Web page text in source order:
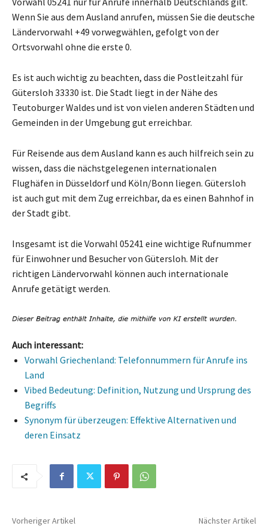
Wenn Sie aus dem Ausland anrufen, müssen Sie die deutsche
Ländervorwahl +49 vorwegwählen, gefolgt von der
Ortsvorwahl ohne die erste 0.
Es ist auch wichtig zu beachten, dass die Postleitzahl für
Gütersloh 33330 ist. Die Stadt liegt in der Nähe des
Teutoburger Waldes und ist von vielen anderen Städten und
Gemeinden in der Umgebung gut erreichbar.
Für Reisende aus dem Ausland kann es auch hilfreich sein zu
wissen, dass die nächstgelegenen internationalen
Flughäfen in Düsseldorf und Köln/Bonn liegen. Gütersloh
ist auch gut mit dem Zug erreichbar, da es einen Bahnhof in
der Stadt gibt.
Insgesamt ist die Vorwahl 05241 eine wichtige Rufnummer
für Einwohner und Besucher von Gütersloh. Mit der
richtigen Ländervorwahl können auch internationale
Anrufe getätigt werden.
Auch interessant:
Vorwahl Griechenland: Telefonnummern für Anrufe ins
Land
Vibed Bedeutung: Definition, Nutzung und Ursprung des
Begriffs
Synonym für überzeugen: Effektive Alternativen und
deren Einsatz
Vorheriger Artikel Nächster Artikel